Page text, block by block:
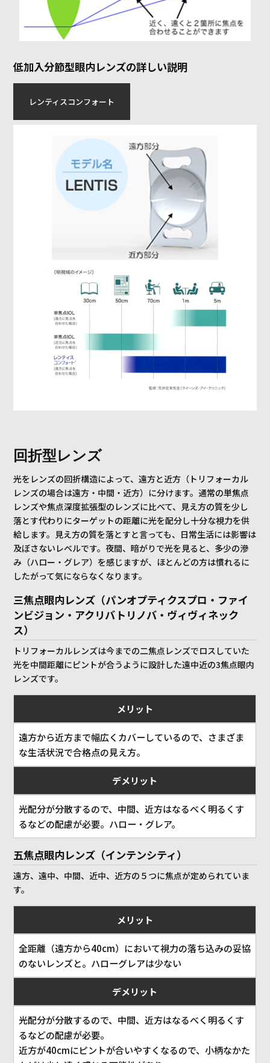
低加入分節型眼内レンズの詳しい説明
レンティスコンフォート
回折型レンズ
光をレンズの回折構造によって、遠方と近方（トリフォーカル
レンズの場合は遠方・中間・近方）に分けます。通常の単焦点
レンズや焦点深度拡張型のレンズに比べて、見え方の質を少し
落とす代わりにターゲットの距離に光を配分し十分な視力を供
給します。見え方の質を落とすと言っても、日常生活には影響は
及ぼさないレベルです。夜間、暗がりで光を見ると、多少の滲
み（ハロー・グレア）を感じますが、ほとんどの方は慣れるに
したがって気にならなくなります。
三焦点眼内レンズ（パンオプティクスプロ・ファイ
ンビジョン・アクリバトリノバ・ヴィヴィネック
ス）
トリフォーカルレンズは今までの二焦点レンズでロスしていた
光を中間距離にピントが合うように設計した遠中近の3焦点眼内
レンズです。
メリット
遠方から近方まで幅広くカバーしているので、さまざま
な生活状況で合格点の見え方。
デメリット
光配分が分散するので、中間、近方はなるべく明るくす
るなどの配慮が必要。ハロー・グレア。
五焦点眼内レンズ（インテンシティ）
遠方、遠中、中間、近中、近方の５つに焦点が定められていま
す。
メリット
全距離（遠方から40cm）において視力の落ち込みの妥協
のないレンズと。ハローグレアは少ない
デメリット
光配分が分散するので、中間、近方はなるべく明るくす
るなどの配慮が必要。
近方が40cmにピントが合いやすくなるので、小柄なかた